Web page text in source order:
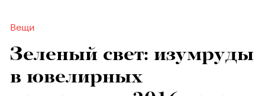
Вещи
Зеленый свет: изумруды
в ювелирных